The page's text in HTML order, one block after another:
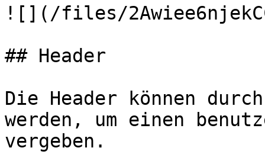
![](/files/
## Header
Die Header können
werden, um einen
vergeben.